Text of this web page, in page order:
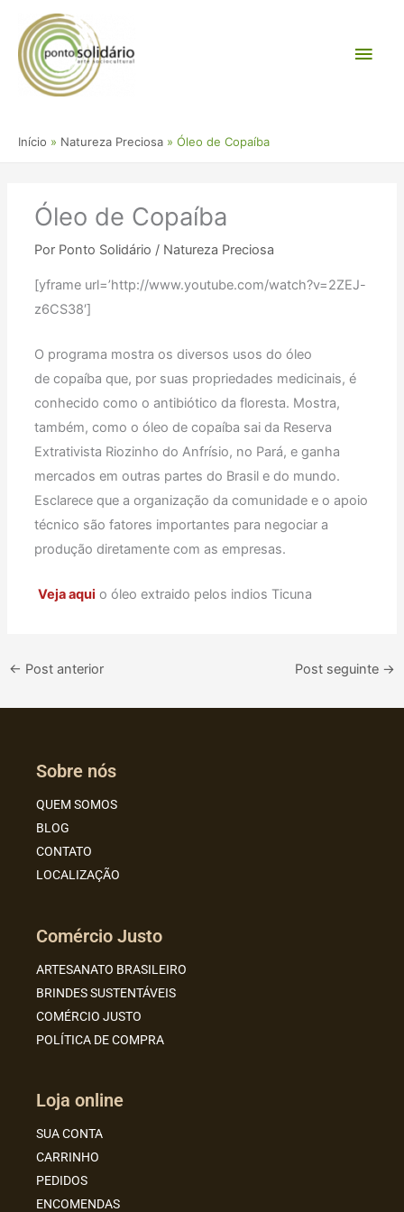
para
conteúdo
Início Natureza Preciosa Óleo de Copaíba
Óleo de Copaíba
Por Ponto Solidário / Natureza Preciosa
[yframe url=’http://www.youtube.com/watch?v=2ZEJ-
z6CS38′]
O programa mostra os diversos usos do óleo
de copaíba que, por suas propriedades medicinais, é
conhecido como o antibiótico da floresta. Mostra,
também, como o óleo de copaíba sai da Reserva
Extrativista Riozinho do Anfrísio, no Pará, e ganha
mercados em outras partes do Brasil e do mundo.
Esclarece que a organização da comunidade e o apoio
técnico são fatores importantes para negociar a
produção diretamente com as empresas.
Veja aqui o óleo extraido pelos indios Ticuna
← Post anterior Post seguinte →
Sobre nós
QUEM SOMOS
BLOG
CONTATO
LOCALIZAÇÃO
Comércio Justo
ARTESANATO BRASILEIRO
BRINDES SUSTENTÁVEIS
COMÉRCIO JUSTO
POLÍTICA DE COMPRA
Loja online
SUA CONTA
CARRINHO
PEDIDOS
ENCOMENDAS